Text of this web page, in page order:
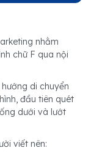
nhằm
chữ F qua nội
di chuyển
đầu tiên quét
dưới và lướt
viết nên: